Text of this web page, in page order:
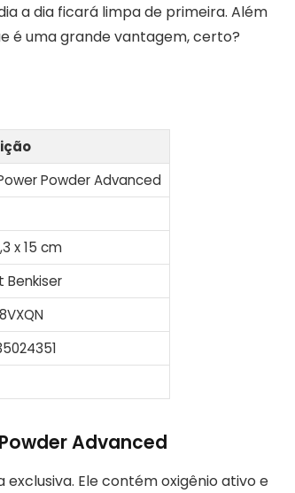
a dia ficará limpa de primeira. Além
é uma grande vantagem, certo?
Powder Advanced
x 15 cm
Benkiser
Advanced
Ele contém oxigênio ativo e